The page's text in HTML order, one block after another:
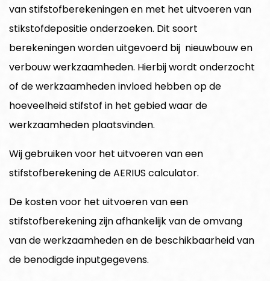
van stifstofberekeningen en met het uitvoeren van
stikstofdepositie onderzoeken. Dit soort
berekeningen worden uitgevoerd bij nieuwbouw en
verbouw werkzaamheden. Hierbij wordt onderzocht
of de werkzaamheden invloed hebben op de
hoeveelheid stifstof in het gebied waar de
werkzaamheden plaatsvinden.
Wij gebruiken voor het uitvoeren van een
stifstofberekening de AERIUS calculator.
De kosten voor het uitvoeren van een
stifstofberekening zijn afhankelijk van de omvang
van de werkzaamheden en de beschikbaarheid van
de benodigde inputgegevens.